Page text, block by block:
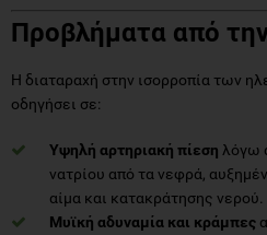
Προβλήματα από
Η διαταραχή στην ισορροπία των
οδηγήσει σε:
Υψηλή αρτηριακή πίεση λόγω
νατρίου από τα νεφρά,
αίμα και κατακράτησης νερού.
Μυϊκή αδυναμία και κράμπες